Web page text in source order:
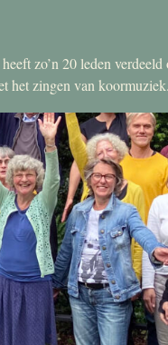
zo’n 20 leden
het zingen van koormuziek.